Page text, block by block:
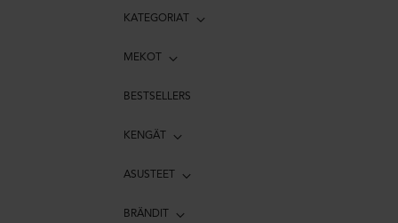
KATEGORIAT
MEKOT
BESTSELLERS
KENGÄT
ASUSTEET
BRÄNDIT